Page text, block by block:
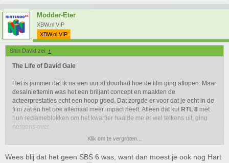
Modder-Eter
XBW.nl VIP
XBW.nl VIP
Shin David zei: ↑
The Life of David Gale
Het is jammer dat ik na een uur al doorhad hoe de film ging aflopen. Maar
desalniettemin was het een briljant concept en maakten de
acteerprestaties echt een hoop goed. Dat zorgde er voor dat je echt in de
film zat en het ook allemaal meer impact heeft. Alleen dat kut RTL 8 met
hun reclameblokken om het kwartier haalde me er wel telkens uit, ging
nergens over.
7.5
Klik om te vergroten...
Wees blij dat het geen SBS 6 was, want dan moest je ook nog Hart